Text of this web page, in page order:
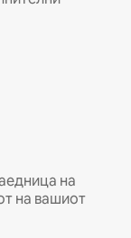
на
на вашиот